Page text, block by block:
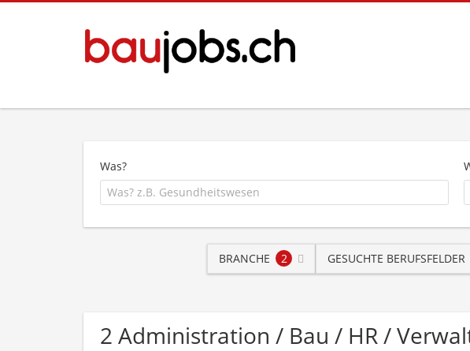
Was?
BRANCHE 2 GESUCHTE BERUFSFELDER
2 Administration / Bau / HR /